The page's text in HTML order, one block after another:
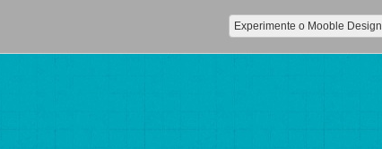
Experimente o Mooble Design